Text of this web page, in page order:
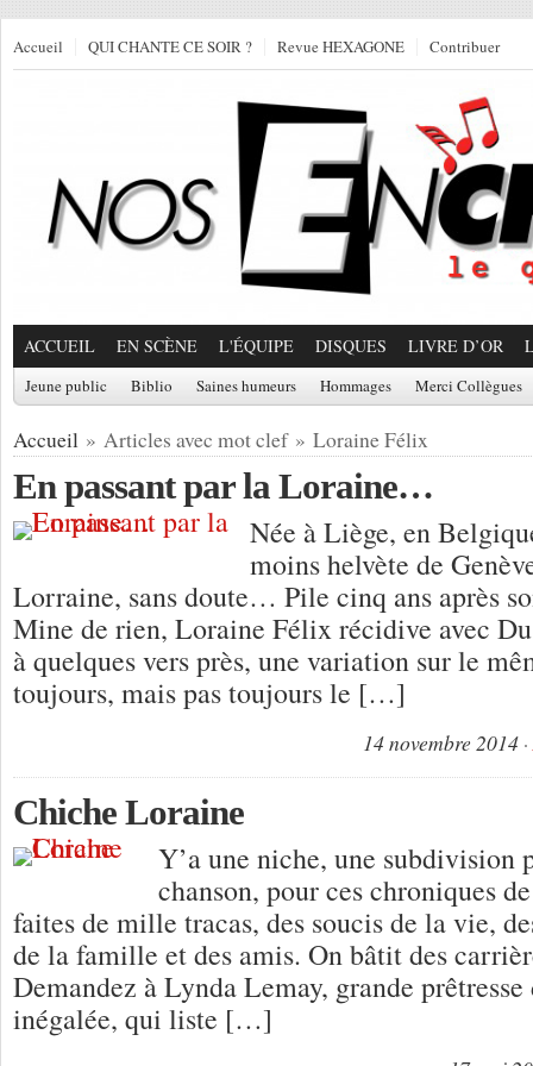
Accueil QUI CHANTE CE SOIR ? Revue HEXAGONE Contribuer
ACCUEIL EN SCÈNE L'ÉQUIPE DISQUES LIVRE D’OR
Jeune public Biblio Saines humeurs Hommages Merci Collègues
Accueil » Articles avec mot clef » Loraine Félix
En passant par la Loraine…
Née à Liège, en
moins helvète de
Lorraine, sans doute… Pile cinq ans après
Mine de rien, Loraine Félix récidive avec
à quelques vers près, une variation sur le
toujours, mais pas toujours le […]
14 novembre 2014
Chiche Loraine
Y’a une niche, une subdivision
chanson, pour ces chroniques
faites de mille tracas, des soucis de la vie,
de la famille et des amis. On bâtit des
Demandez à Lynda Lemay, grande
inégalée, qui liste […]